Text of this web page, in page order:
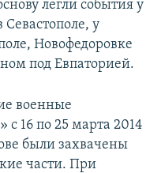
легли события у
у
Новофедоровке
под Евпаторией.
военные
16 по 25 марта 2014
были захвачены
части. При